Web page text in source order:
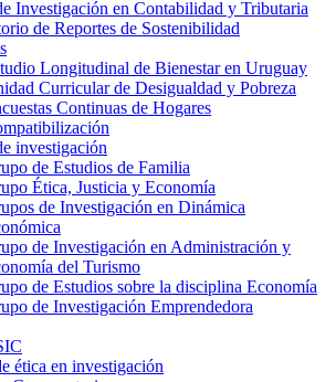
Investigación en Contabilidad y Tributaria
de Reportes de Sostenibilidad
Longitudinal de Bienestar en Uruguay
Curricular de Desigualdad y Pobreza
Continuas de Hogares
investigación
de Estudios de Familia
Ética, Justicia y Economía
de Investigación en Dinámica
de Investigación en Administración y
del Turismo
de Estudios sobre la disciplina Economía
de Investigación Emprendedora
ética en investigación